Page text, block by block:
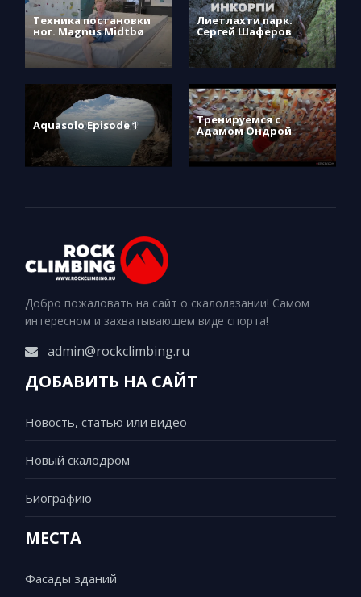
Техника постановки
ног. Magnus Midtbø
Лиетлахти парк.
Сергей Шаферов
Aquasolo Episode 1 Тренируемся с
Адамом Ондрой
Добро пожаловать на сайт о скалолазании! Самом
интересном и захватывающем виде спорта!
admin@rockclimbing.ru
ДОБАВИТЬ НА САЙТ
Новость, статью или видео
Новый скалодром
Биографию
МЕСТА
Фасады зданий